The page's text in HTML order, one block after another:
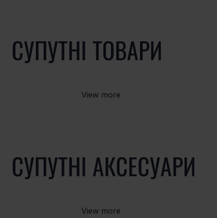
СУПУТНІ ТОВАРИ
View more
СУПУТНІ АКСЕСУАРИ
View more